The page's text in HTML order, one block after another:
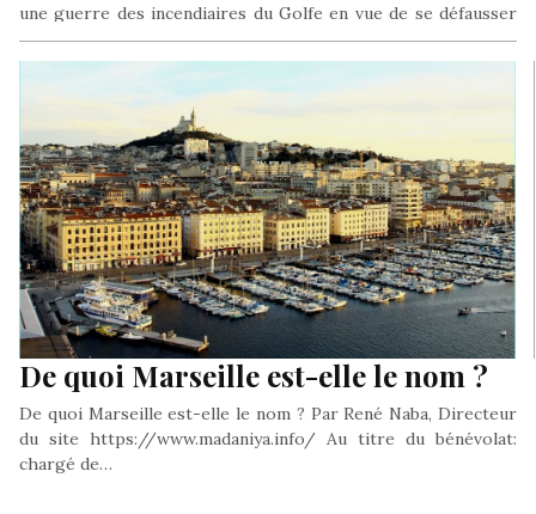
une guerre des incendiaires du Golfe en vue de se défausser
sur autrui…
De quoi Marseille est-elle le nom ?
De quoi Marseille est-elle le nom ? Par René Naba, Directeur
du site https://www.madaniya.info/ Au titre du bénévolat:
chargé de…